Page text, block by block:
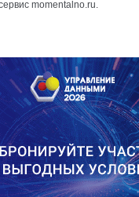
momentalno.ru.